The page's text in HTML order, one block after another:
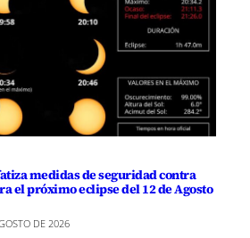
medidas de seguridad contra
el próximo eclipse del 12 de Agosto
DE 2026